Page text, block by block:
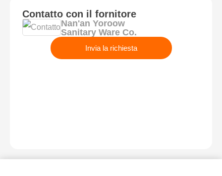
Contatto con il fornitore
Nan'an Yoroow
Sanitary Ware Co.
Invia la richiesta